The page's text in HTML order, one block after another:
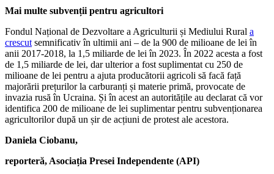
Mai multe subvenții pentru agricultori
Fondul Național de Dezvoltare a Agriculturii și Mediului Rural a
crescut semnificativ în ultimii ani – de la 900 de milioane de lei în
anii 2017-2018, la 1,5 miliarde de lei în 2023. În 2022 acesta a fost
de 1,5 miliarde de lei, dar ulterior a fost suplimentat cu 250 de
milioane de lei pentru a ajuta producătorii agricoli să facă față
majorării prețurilor la carburanți și materie primă, provocate de
invazia rusă în Ucraina. Și în acest an autoritățile au declarat că vor
identifica 200 de milioane de lei suplimentar pentru subvenționarea
agricultorilor după un șir de acțiuni de protest ale acestora.
Daniela Ciobanu,
reporteră, Asociația Presei Independente (API)